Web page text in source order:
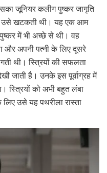
जूनियर कलीग पुष्कर जागृति
उसे खटकती थी। यह एक आम
पुष्कर में भी अच्छे से थी। वह
और अपनी पत्नी के लिए दूसरे
थी। स्त्रियों की सफलता
जाती है। उनके इस पूर्वाग्रह में
स्त्रियों को अभी बहुत लंबा
उसे यह पथरीला रास्ता